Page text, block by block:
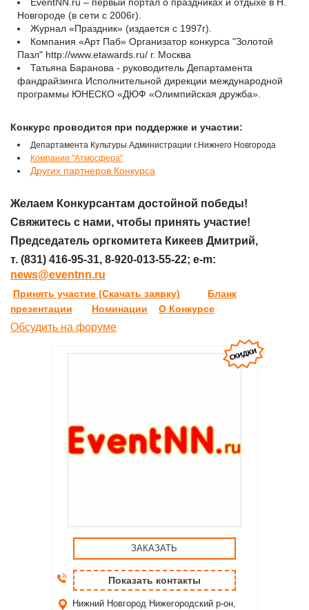
Новгороде (в сети с 2006г).
Журнал «Праздник» (издается с 1997г).
Компания «Арт Паб» Организатор конкурса "Золотой
Пазл" http://www.etawards.ru/ г. Москва
Татьяна Баранова - руководитель Департамента
фандрайзинга Исполнительной дирекции международной
программы ЮНЕСКО «ДЮФ «Олимпийская дружба».
Конкурс проводится при поддержке и участии:
Департамента Культуры Администрации г.Нижнего Новгорода
Компании "Атмосфера"
Других партнеров Конкурса
Желаем Конкурсантам достойной победы!
Свяжитесь с нами, чтобы принять участие!
Председатель оргкомитета Кикеев Дмитрий,
т. (831) 416-95-31, 8-920-013-55-22; e-m:
news@eventnn.ru
Принять участие (Скачать заявку)
Бланк
презентации
Номинации О Конкурсе
Обсудить на форуме
ЗАКАЗАТЬ
Показать контакты
Нижний Новгород Нижегородский р-он,